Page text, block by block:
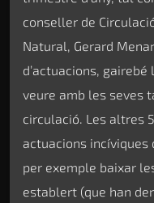
conseller de
Natural, Gerard
d’actuacions,
veure amb les seves
circulació. Les altres
actuacions incíviques
per exemple baixar
establert (que han